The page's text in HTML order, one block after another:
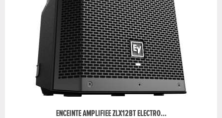
ENCEINTE AMPLIFIEE ZLX12BT ELECTRO...